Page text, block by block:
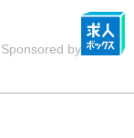
Sponsored by